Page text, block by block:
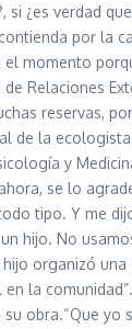
¿es verdad
por la
momento
Relaciones
reservas,
de la
y
se lo
tipo. Y me
hijo. No
organizó
la
obra.“Que